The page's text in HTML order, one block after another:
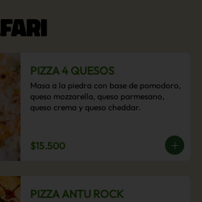
PIZZA 4 QUESOS
Masa a la piedra con base de pomodoro,
queso mozzarella, queso parmesano,
queso crema y queso cheddar.
$15.500
PIZZA ANTU ROCK